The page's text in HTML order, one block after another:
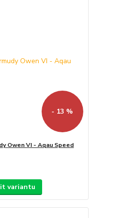
- 13 %
Owen VI - Aqau Speed
variantu